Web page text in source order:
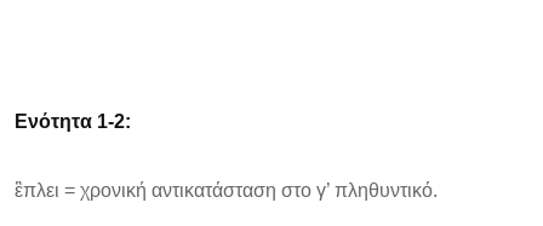
Ενότητα 1-2:
ἒπλει = χρονική αντικατάσταση στο γ’ πληθυντικό.